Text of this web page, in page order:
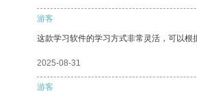
游客
这款学习软件的学习方式非常灵活，可以根
2025-08-31
游客